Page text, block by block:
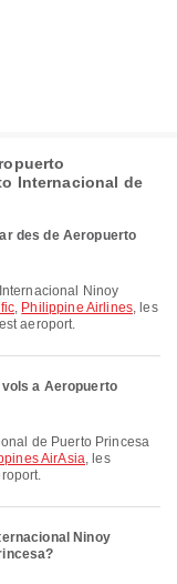
Internacional de
des de Aeropuerto
, Philippine Airlines, les
aeroport.
a Aeropuerto
AirAsia, les
Ninoy